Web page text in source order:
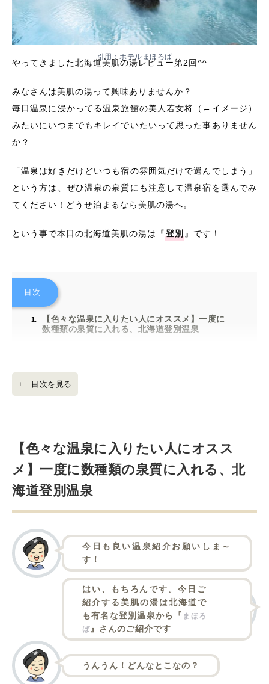
引用： ホテルまほろば
やってきました北海道美肌の湯レビュー第2回^^
みなさんは美肌の湯って興味ありませんか？
毎日温泉に浸かってる温泉旅館の美人若女将（←イメージ）
みたいにいつまでもキレイでいたいって思った事ありません
か？
「温泉は好きだけどいつも宿の雰囲気だけで選んでしまう」
という方は、ぜひ温泉の泉質にも注意して温泉宿を選んでみ
てください！どうせ泊まるなら美肌の湯へ。
という事で本日の北海道美肌の湯は『登別 』です！
目次
【色々な温泉に入りたい人にオススメ】一度に
数種類の泉質に入れる、北海道登別温泉
+ 目次を見る
【色々な温泉に入りたい人にオスス
メ】一度に数種類の泉質に入れる、北
海道登別温泉
今日も良い温泉紹介お願いしま～
す！
はい、もちろんです。今日ご
紹介する美肌の湯は北海道で
も有名な登別温泉から『 まほろ
ば』さんのご紹介です
うんうん！どんなとこなの？